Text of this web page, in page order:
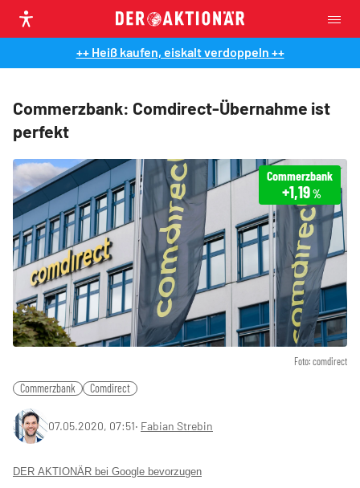
++ Heiß kaufen, eiskalt verdoppeln ++
Commerzbank: Comdirect-Übernahme ist
perfekt
Foto: comdirect
Commerzbank
+1,19 %
Commerzbank Comdirect
07.05.2020, 07:51‧ Fabian Strebin
DER AKTIONÄR bei Google bevorzugen